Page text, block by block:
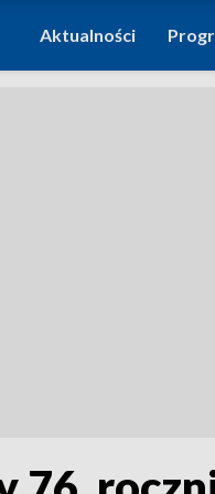
Aktualności